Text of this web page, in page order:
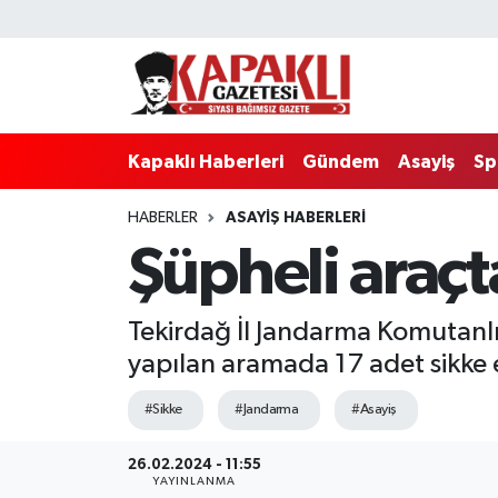
Kapaklı Haberleri Gündem Asayiş
HABERLER ASAYIŞ HABERLERI
Şüpheli
Tekirdağ İl Jandarma
yapılan aramada 17 adet sikke
#Sikke #Jandarma #Asayiş
26.02.2024 - 11:55
YAYINLANMA
Kapaklı Haberleri
Siyaset
Tekirdağ Nöbetçi Eczaneler
Tekirdağ Trafik Yoğunluk Haritası
Süper Lig Puan Durumu ve Fikstür
Tüm Manşetler
Haber Arşivi